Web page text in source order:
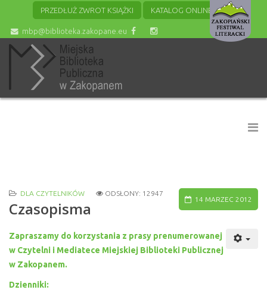
PRZEDŁUŻ ZWROT KSIĄŻKI KATALOG ONLINE
mbp@biblioteka.zakopane.eu
DLA CZYTELNIKÓW
14 MARZEC 2012
ODSŁONY: 12947
Czasopisma
Zapraszamy do korzystania z prasy prenumerowanej
w Czytelni i Mediatece Miejskiej Biblioteki Publicznej
w Zakopanem.
Dzienniki: